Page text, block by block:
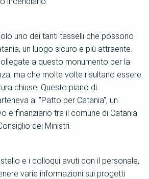
uno dei tanti tasselli che possono
un luogo sicuro e più attraente.
a questo monumento per la
ma che molte volte risultano essere
chiuse. Questo piano di
al "Patto per Catania", un
e finanziario tra il comune di Catania
dei Ministri.
e i colloqui avuti con il personale,
varie informazioni sui progetti